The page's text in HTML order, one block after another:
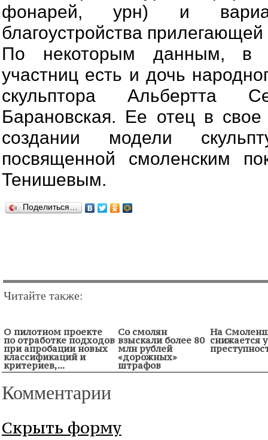
фонарей, урн) и
благоустройства
По некоторым данным, в
участниц есть и дочь
скульптора Альбертта
Барановская. Ее отец в
создании модели
посвященной смоленским
Тенишевым.
Поделиться…
Читайте также:
О пилотном проекте
по отработке подходов
при апробации новых
классификаций и
критериев,...
Со смолян
взыскали более 80
млн рублей
«дорожных»
штрафов
На
снижается
Комментарии
Скрыть форму